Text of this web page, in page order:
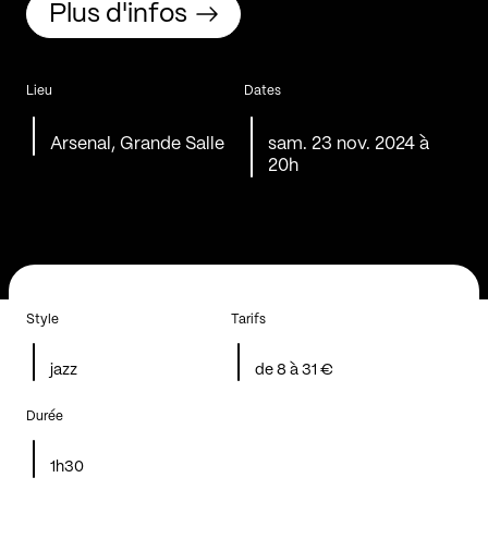
Lieu
Arsenal, Grande Salle
Dates
sam. 23 nov. 2024 à
20h
Plus d'infos
Style
jazz
Tarifs
de 8 à 31 €
Durée
1h30